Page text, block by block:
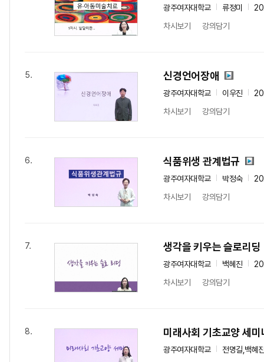
광주여자대학교 류정미
차시보기
강의담기
5. 신경언어장애
광주여자대학교 이우진
차시보기
강의담기
6. 식품위생 관계법규
광주여자대학교 박정숙
차시보기
강의담기
7. 생각을 키우는 슬로리딩
광주여자대학교 백혜진
차시보기
강의담기
8. 미래사회 기초교양 세미
광주여자대학교
전명길,백혜